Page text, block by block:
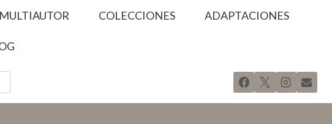
COLECCIONES ADAPTACIONES